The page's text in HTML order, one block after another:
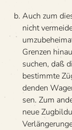
Auch zum
nicht
Gren­zen
suchen, daß
bestimmte
den­den
sen. Zum
neue